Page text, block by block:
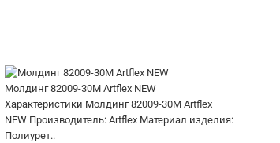
Молдинг 82009-30M Artflex NEW
Характеристики Молдинг 82009-30M Artflex
NEW Производитель: Artflex Материал изделия:
Полиурет..